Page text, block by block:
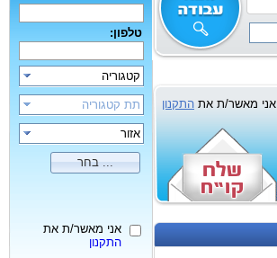
אני מאשר/ת את התקנון
טלפון:
קטגוריה
תת קטגוריה
אזור
בחר ...
אני מאשר/ת את
התקנון